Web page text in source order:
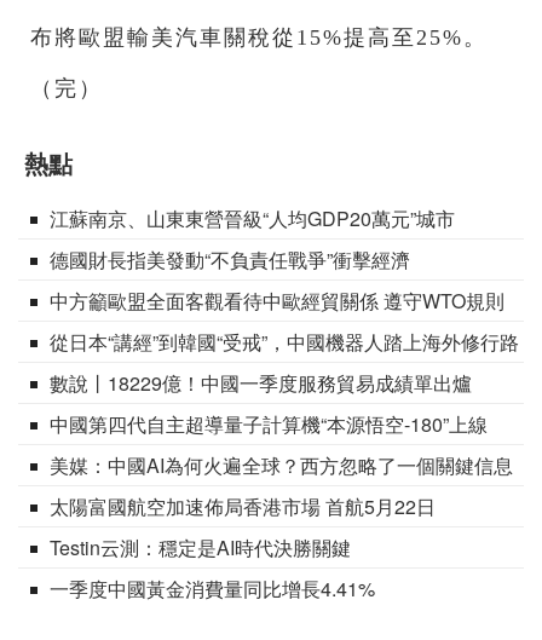
布將歐盟輸美汽車關稅從15%提高至25%。
（完）
熱點
江蘇南京、山東東營晉級“人均GDP20萬元”城市
德國財長指美發動“不負責任戰爭”衝擊經濟
中方籲歐盟全面客觀看待中歐經貿關係 遵守WTO規則
從日本“講經”到韓國“受戒”，中國機器人踏上海外修行路
數說丨18229億！中國一季度服務貿易成績單出爐
中國第四代自主超導量子計算機“本源悟空-180”上線
美媒：中國AI為何火遍全球？西方忽略了一個關鍵信息
太陽富國航空加速佈局香港市場 首航5月22日
Testin云測：穩定是AI時代決勝關鍵
一季度中國黃金消費量同比增長4.41%